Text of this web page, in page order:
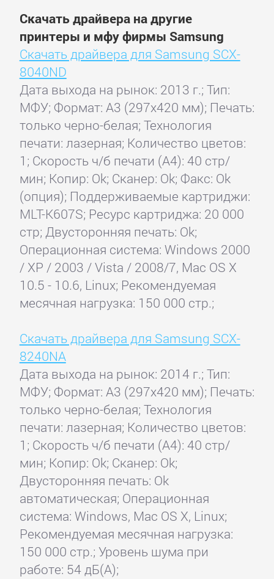
Скачать драйвера на другие
принтеры и мфу фирмы Samsung
Скачать драйвера для Samsung SCX-
8040ND
Дата выхода на рынок: 2013 г.; Тип:
МФУ; Формат: A3 (297x420 мм); Печать:
только черно-белая; Технология
печати: лазерная; Количество цветов:
1; Скорость ч/б печати (А4): 40 стр/
мин; Копир: Ok; Сканер: Ok; Факс: Ok
(опция); Поддерживаемые картриджи:
MLT-K607S; Ресурс картриджа: 20 000
стр; Двусторонняя печать: Ok;
Операционная система: Windows 2000
/ XP / 2003 / Vista / 2008/7, Mac OS X
10.5 - 10.6, Linux; Рекомендуемая
месячная нагрузка: 150 000 стр.;
Скачать драйвера для Samsung SCX-
8240NA
Дата выхода на рынок: 2014 г.; Тип:
МФУ; Формат: A3 (297x420 мм); Печать:
только черно-белая; Технология
печати: лазерная; Количество цветов:
1; Скорость ч/б печати (А4): 40 стр/
мин; Копир: Ok; Сканер: Ok;
Двусторонняя печать: Ok
автоматическая; Операционная
система: Windows, Mac OS X, Linux;
Рекомендуемая месячная нагрузка:
150 000 стр.; Уровень шума при
работе: 54 дБ(А);